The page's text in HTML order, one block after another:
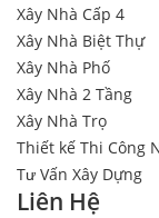
Xây Nhà Cấp 4
Xây Nhà Biệt Thự
Xây Nhà Phố
Xây Nhà 2 Tầng
Xây Nhà Trọ
Thiết kế Thi Công
Tư Vấn Xây Dựng
Liên Hệ